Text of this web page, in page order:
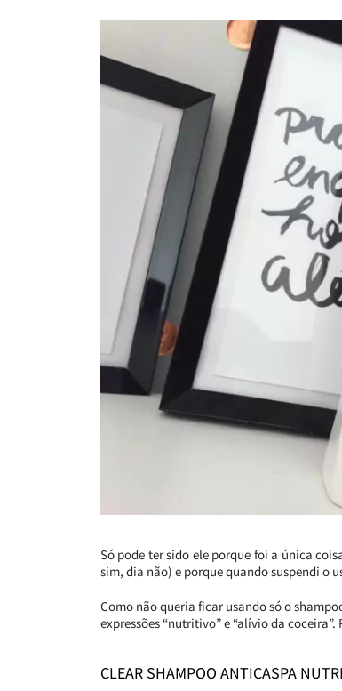
Só pode ter sido ele porque foi a única
sim, dia não) e porque quando suspendi o
Como não queria ficar usando só o
expressões “nutritivo” e “alívio da
CLEAR SHAMPOO ANTICASPA